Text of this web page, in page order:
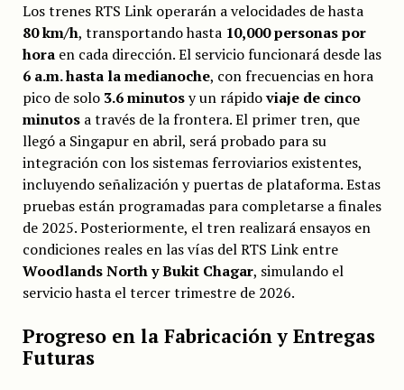
Los trenes RTS Link operarán a velocidades de hasta
80 km/h, transportando hasta 10,000 personas por
horaen cada dirección. El servicio funcionará desde las
6 a.m. hasta la medianoche, con frecuencias en hora
pico de solo 3.6 minutosy un rápidoviaje de cinco
minutosa través de la frontera. El primer tren, que
llegó a Singapur en abril, será probado para su
integración con los sistemas ferroviarios existentes,
incluyendo señalización y puertas de plataforma. Estas
pruebas están programadas para completarse a finales
de 2025. Posteriormente, el tren realizará ensayos en
condiciones reales en las vías del RTS Link entre
Woodlands North y Bukit Chagar, simulando el
servicio hasta el tercer trimestre de 2026.
Progreso en la Fabricación y Entregas
Futuras